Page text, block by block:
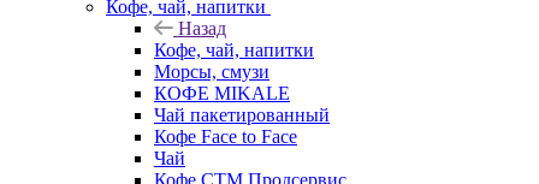
Кофе, чай, напитки
Назад
Кофе, чай, напитки
Морсы, смузи
КОФЕ MIKALE
Чай пакетированный
Кофе Face to Face
Чай
Кофе СТМ Продсервис